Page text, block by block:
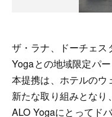
ザ・ラナ、ドーチェス
Yogaとの地域限定パ
本提携は、ホテルのウ
新たな取り組みとな
ALO Yogaにとってド